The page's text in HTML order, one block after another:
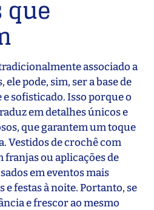
que
associado a
pode, sim, ser a base de
sofisticado. Isso porque o
em detalhes únicos e
que garantem um toque
Vestidos de crochê com
franjas ou aplicações de
em eventos mais
festas à noite. Portanto, se
e frescor ao mesmo